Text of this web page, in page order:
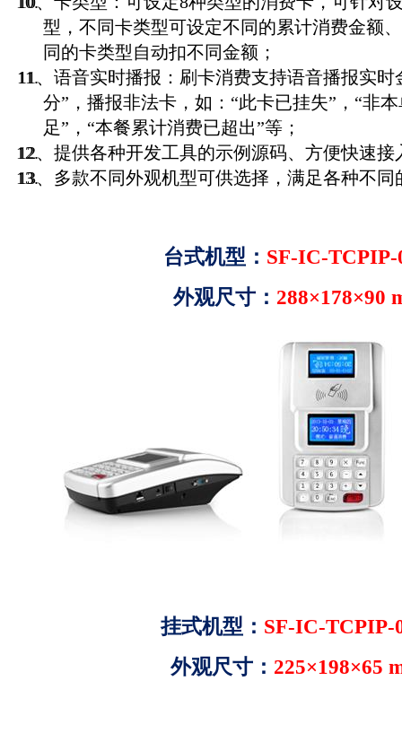
型，不同卡类型可设定不同的累计消费金额
同的卡类型自动扣不同金额；
11、语音实时播报：刷卡消费支持语音播报实
分”，播报非法卡，如：“此卡已挂失”，“非
足”，“本餐累计消费已超出”等；
12、提供各种开发工具的示例源码、方便快速
13、多款不同外观机型可供选择，满足各种不同
台式机型： SF-IC-TCPIP-
外观尺寸： 288×178×90
挂式机型： SF-IC-
外观尺寸： 225×198×65